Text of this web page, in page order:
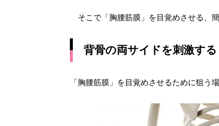
そこで「胸腰筋膜」を目覚めさせる、
背骨の両サイドを刺激する
「胸腰筋膜」を目覚めさせるために狙う